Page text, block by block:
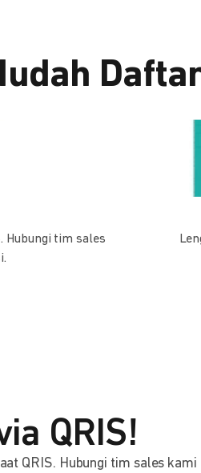
Hubungi tim sales
QRIS!
QRIS. Hubungi tim sales